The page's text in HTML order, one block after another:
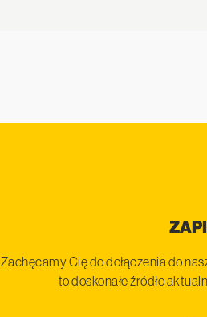
Zachęcamy Cię do dołączenia do
to doskonałe źródło